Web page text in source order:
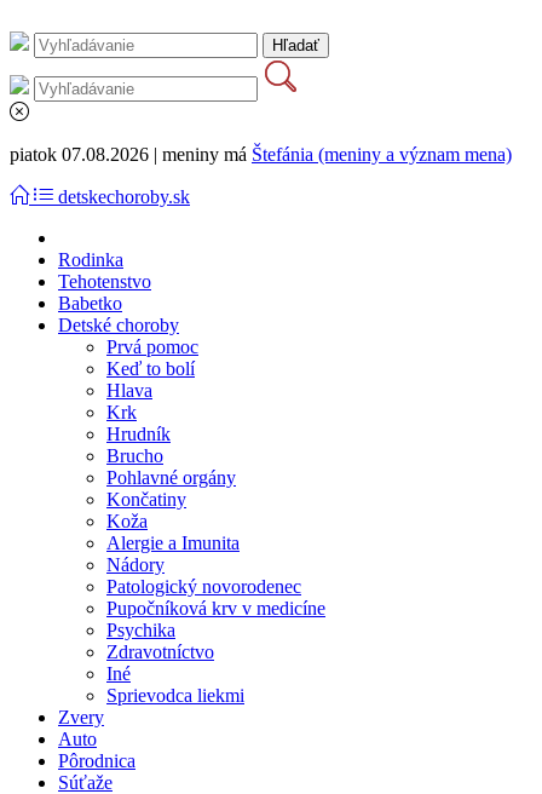
piatok 07.08.2026 | meniny má Štefánia (meniny a význam mena)
detskechoroby.sk
Rodinka
Tehotenstvo
Babetko
Detské choroby
Prvá pomoc
Keď to bolí
Hlava
Krk
Hrudník
Brucho
Pohlavné orgány
Končatiny
Koža
Alergie a Imunita
Nádory
Patologický novorodenec
Pupočníková krv v medicíne
Psychika
Zdravotníctvo
Iné
Sprievodca liekmi
Zvery
Auto
Pôrodnica
Súťaže